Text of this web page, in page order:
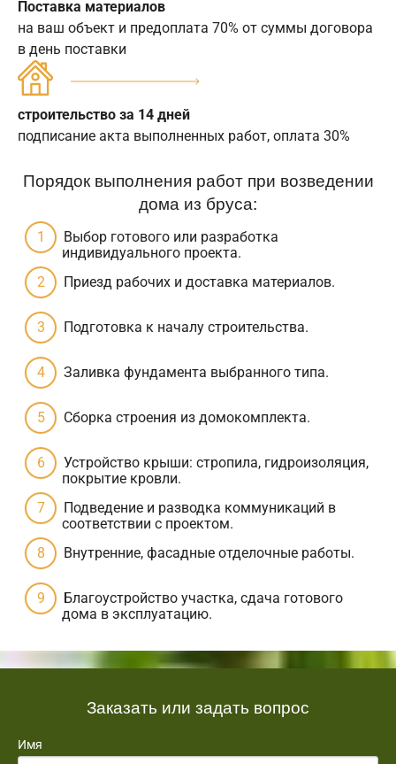
Поставка материалов
на ваш объект и предоплата 70% от суммы договора
в день поставки
строительство за 14 дней
подписание акта выполненных работ, оплата 30%
Порядок выполнения работ при возведении
дома из бруса:
Выбор готового или разработка
индивидуального проекта.
Приезд рабочих и доставка материалов.
Подготовка к началу строительства.
Заливка фундамента выбранного типа.
Сборка строения из домокомплекта.
Устройство крыши: стропила, гидроизоляция,
покрытие кровли.
Подведение и разводка коммуникаций в
соответствии с проектом.
Внутренние, фасадные отделочные работы.
Благоустройство участка, сдача готового
дома в эксплуатацию.
Заказать или задать вопрос
Имя